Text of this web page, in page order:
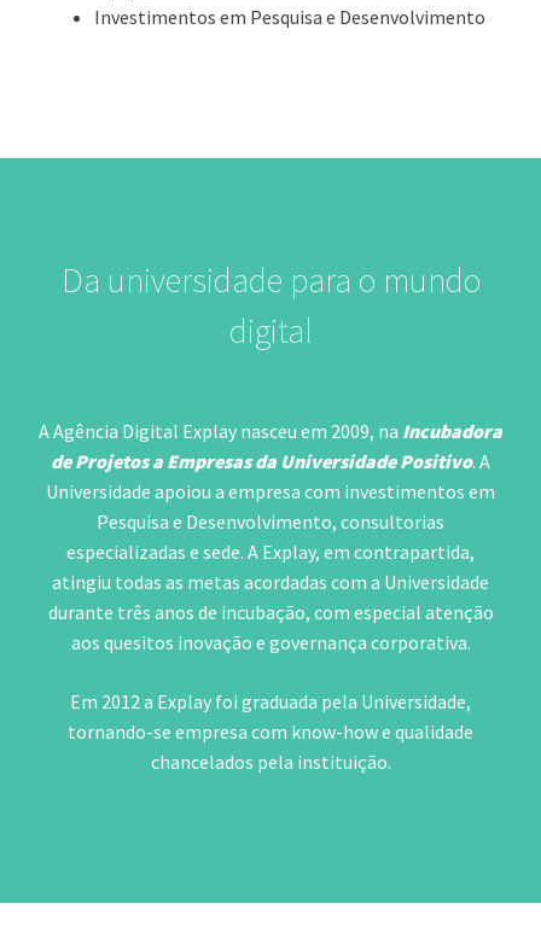
Investimentos em Pesquisa e Desenvolvimento
Da universidade para o mundo
digital
A Agência Digital Explay nasceu em 2009, na Incubadora
de Projetos a Empresas da Universidade Positivo. A
Universidade apoiou a empresa com investimentos em
Pesquisa e Desenvolvimento, consultorias
especializadas e sede. A Explay, em contrapartida,
atingiu todas as metas acordadas com a Universidade
durante três anos de incubação, com especial atenção
aos quesitos inovação e governança corporativa.
Em 2012 a Explay foi graduada pela Universidade,
tornando-se empresa com know-how e qualidade
chancelados pela instituição.